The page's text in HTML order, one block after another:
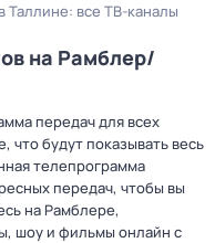
Таллине: все ТВ-каналы
на Рамблер/
передач для всех
что будут показывать весь
телепрограмма
передач, чтобы вы
на Рамблере,
шоу и фильмы онлайн с